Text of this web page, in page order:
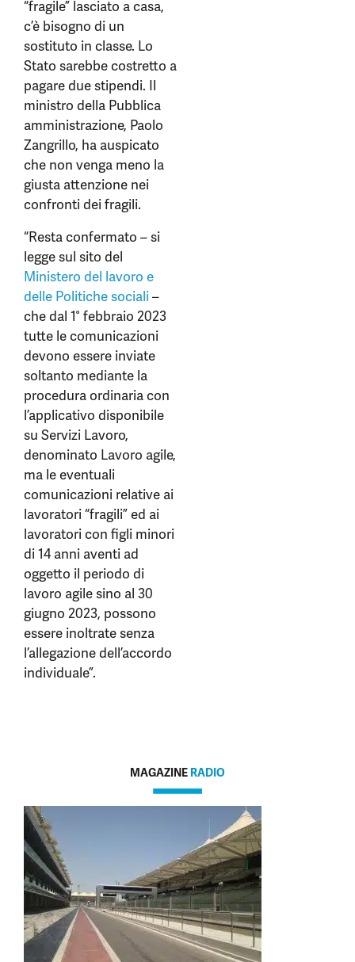
“fragile” lasciato a casa,
c’è bisogno di un
sostituto in classe. Lo
Stato sarebbe costretto a
pagare due stipendi. Il
ministro della Pubblica
amministrazione, Paolo
Zangrillo, ha auspicato
che non venga meno la
giusta attenzione nei
confronti dei fragili.
“Resta confermato – si
legge sul sito del
Ministero del lavoro e
delle Politiche sociali–
che dal 1° febbraio 2023
tutte le comunicazioni
devono essere inviate
soltanto mediante la
procedura ordinaria con
l’applicativo disponibile
su Servizi Lavoro,
denominato Lavoro agile,
ma le eventuali
comunicazioni relative ai
lavoratori “fragili” ed ai
lavoratori con figli minori
di 14 anni aventi ad
oggetto il periodo di
lavoro agile sino al 30
giugno 2023, possono
essere inoltrate senza
l’allegazione dell’accordo
individuale”.
MAGAZINE RADIO